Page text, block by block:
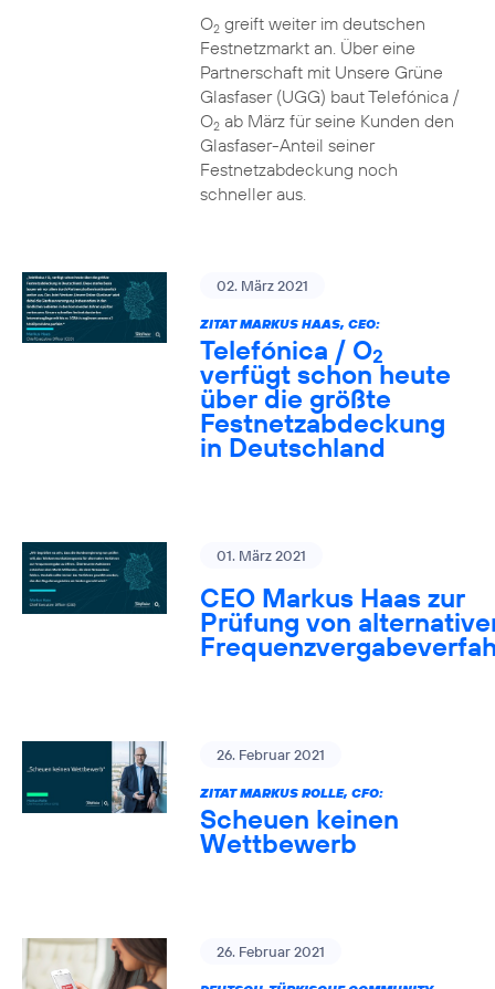
O2greift weiter im deutschen
Festnetzmarkt an. Über eine
Partnerschaft mit Unsere Grüne
Glasfaser (UGG) baut Telefónica /
O2ab März für seine Kunden den
Glasfaser-Anteil seiner
Festnetzabdeckung noch
schneller aus.
02. März 2021
ZITAT MARKUS HAAS, CEO:
Telefónica / O2
verfügt schon heute
über die größte
Festnetzabdeckung
in Deutschland
01. März 2021
CEO Markus Haas zur
Prüfung von
26. Februar 2021
ZITAT MARKUS ROLLE, CFO:
Scheuen keinen
Wettbewerb
26. Februar 2021